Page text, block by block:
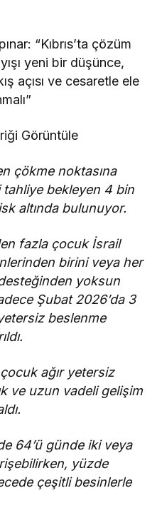
“Kıbrıs’ta çözüm
yeni bir düşünce,
açısı ve cesaretle ele
Görüntüle
çökme noktasına
tahliye bekleyen 4 bin
altında bulunuyor.
fazla çocuk İsrail
birini veya her
yoksun
Şubat 2026’da 3
beslenme
ağır yetersiz
ve uzun vadeli gelişim
64’ü günde iki veya
yüzde
çeşitli besinlerle